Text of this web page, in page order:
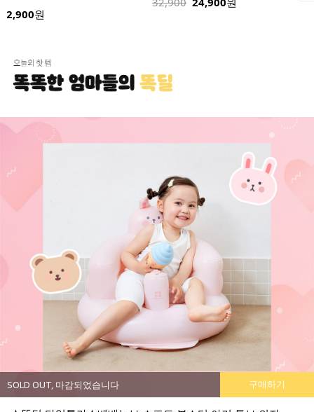
32,900원
SOLD OUT, 마감되었습니다 구매하기